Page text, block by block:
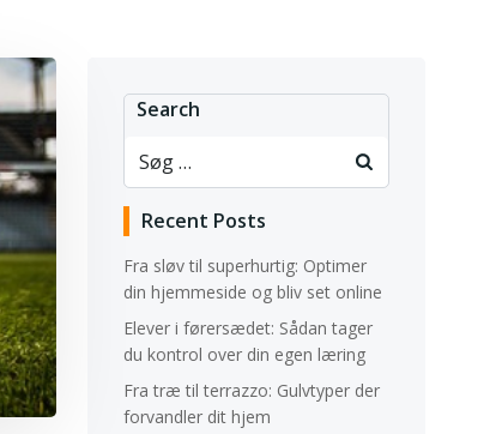
Search
Recent Posts
Fra sløv til superhurtig: Optimer
din hjemmeside og bliv set online
Elever i førersædet: Sådan tager
du kontrol over din egen læring
Fra træ til terrazzo: Gulvtyper der
forvandler dit hjem